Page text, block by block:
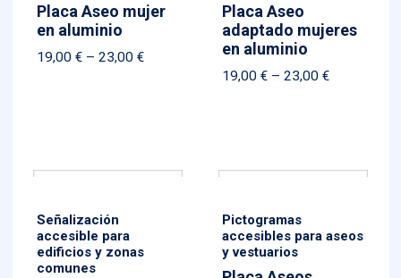
Placa Aseo mujer
en aluminio
19,00€ – 23,00€Price
Placa Aseo
adaptado mujeres
en aluminio
19,00 € – 23,00 €Price
Señalización
accesible para
edificios y zonas
comunes
Pictogramas
accesibles para aseos
y vestuarios